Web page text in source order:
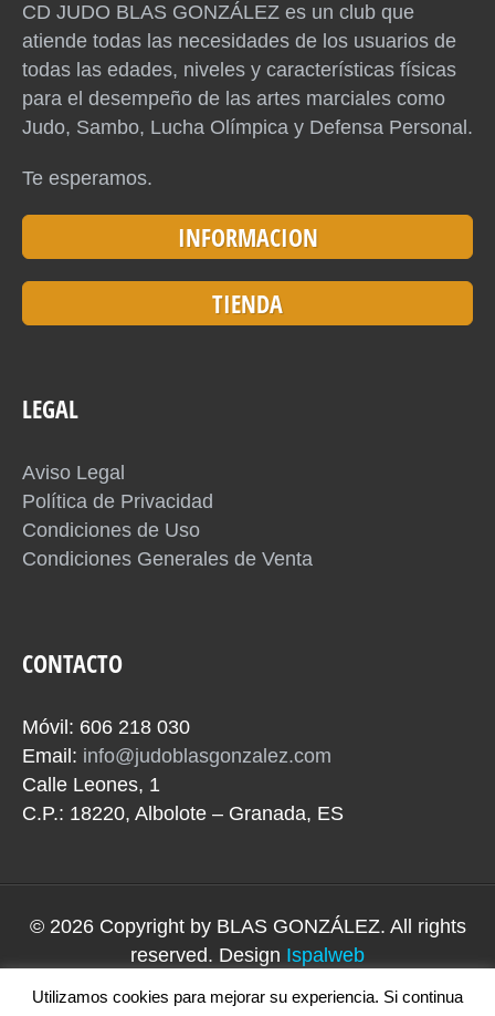
CD JUDO BLAS GONZÁLEZ es un club que
atiende todas las necesidades de los usuarios de
todas las edades, niveles y características físicas
para el desempeño de las artes marciales como
Judo, Sambo, Lucha Olímpica y Defensa Personal.
Te esperamos.
INFORMACION
TIENDA
LEGAL
Aviso Legal
Política de Privacidad
Condiciones de Uso
Condiciones Generales de Venta
CONTACTO
Móvil: 606 218 030
Email: info@judoblasgonzalez.com
Calle Leones, 1
C.P.: 18220, Albolote – Granada, ES
© 2026 Copyright by BLAS GONZÁLEZ. All rights
reserved. Design Ispalweb
Utilizamos cookies para mejorar su experiencia. Si continua